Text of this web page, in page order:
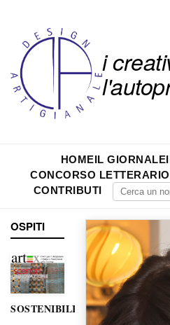
i
HOMEIL GIORNALE
CONCORSO LETTERARIO
CONTRIBUTI
OSPITI
SOSTENIBILITÀ